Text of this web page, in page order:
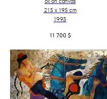
215 x 195 cm
1995
11 700 $